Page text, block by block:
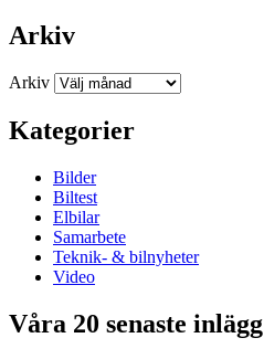
Arkiv
Arkiv
Kategorier
Bilder
Biltest
Elbilar
Samarbete
Teknik- & bilnyheter
Video
Våra 20 senaste inlägg